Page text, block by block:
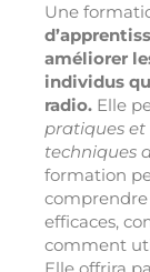
Une
améliorer
individus
radio. Elle
pratiques et
techniques
formation
efficaces,
comment